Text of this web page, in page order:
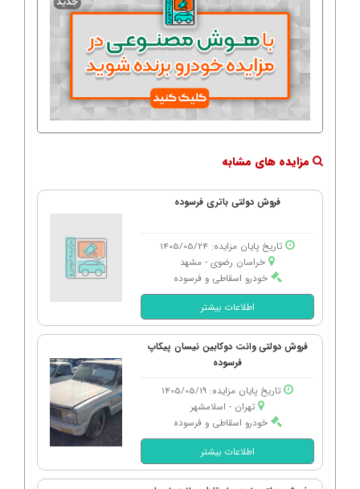
مزایده های مشابه
فروش دولتی باتری فرسوده
تاریخ پایان مزایده: 1405/05/24
خراسان رضوی - مشهد
خودرو اسقاطی و فرسوده
اطلاعات بیشتر
فروش دولتی وانت دوکابین نیسان پیکاپ
فرسوده
تاریخ پایان مزایده: 1405/05/19
تهران - اسلامشهر
خودرو اسقاطی و فرسوده
اطلاعات بیشتر